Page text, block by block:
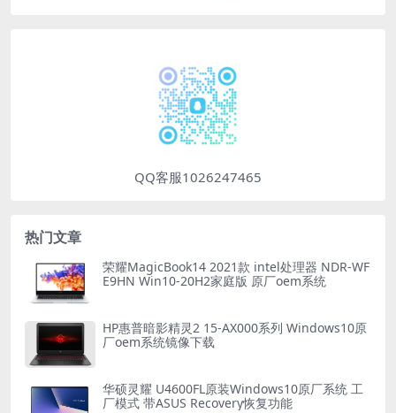
QQ客服1026247465
热门文章
荣耀MagicBook14 2021款 intel处理器 NDR-WF
E9HN Win10-20H2家庭版 原厂oem系统
HP惠普暗影精灵2 15-AX000系列 Windows10原
厂oem系统镜像下载
华硕灵耀 U4600FL原装Windows10原厂系统 工
厂模式 带ASUS Recovery恢复功能